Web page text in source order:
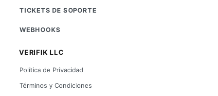
TICKETS DE SOPORTE
WEBHOOKS
VERIFIK LLC
Política de Privacidad
Términos y Condiciones